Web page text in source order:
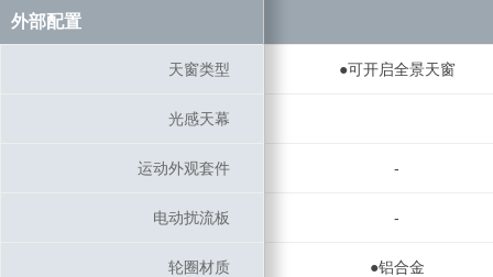
外部配置
天窗类型 ●可开启全景天窗
光感天幕
运动外观套件 -
电动扰流板 -
轮圈材质 ●铝合金
外部配置
天窗类型
光感天幕
运动外观套件
电动扰流板
轮圈材质